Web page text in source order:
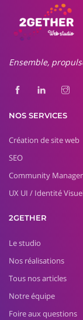
Ensemble,
NOS SERVICES
Création de site web
SEO
Community
UX UI / Identité
2GETHER
Le studio
Nos réalisations
Tous nos articles
Notre équipe
Foire aux questions